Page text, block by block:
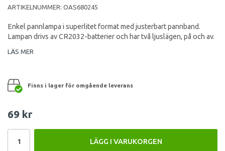
ARTIKELNUMMER: OAS680245
Enkel pannlampa i superlitet format med justerbart pannband.
Lampan drivs av CR2032-batterier och har två ljuslägen, på och av.
LÄS MER
Finns i lager för omgående leverans
69 kr
LÄGG I VARUKORGEN